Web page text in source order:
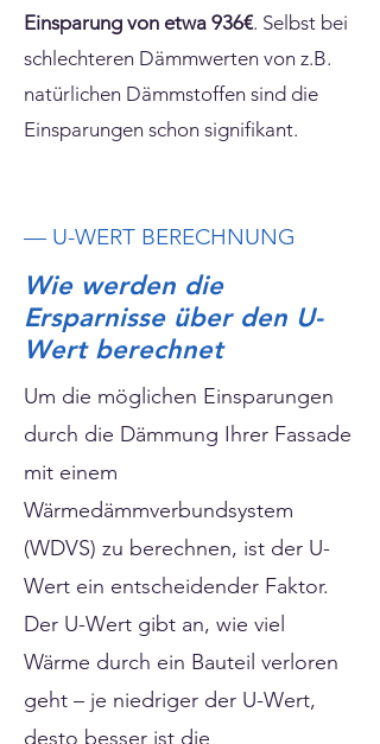
Einsparung von etwa 936€. Selbst bei
schlechteren Dämmwerten von z.B.
natürlichen Dämmstoffen sind die
Einsparungen schon signifikant.
— U-WERT BERECHNUNG
Wie werden die
Ersparnisse über den U-
Wert berechnet
Um die möglichen Einsparungen
durch die Dämmung Ihrer Fassade
mit einem
Wärmedämmverbundsystem
(WDVS) zu berechnen, ist der U-
Wert ein entscheidender Faktor.
Der U-Wert gibt an, wie viel
Wärme durch ein Bauteil verloren
geht – je niedriger der U-Wert,
desto besser ist die